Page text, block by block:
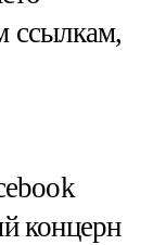
ссылкам,
концерн